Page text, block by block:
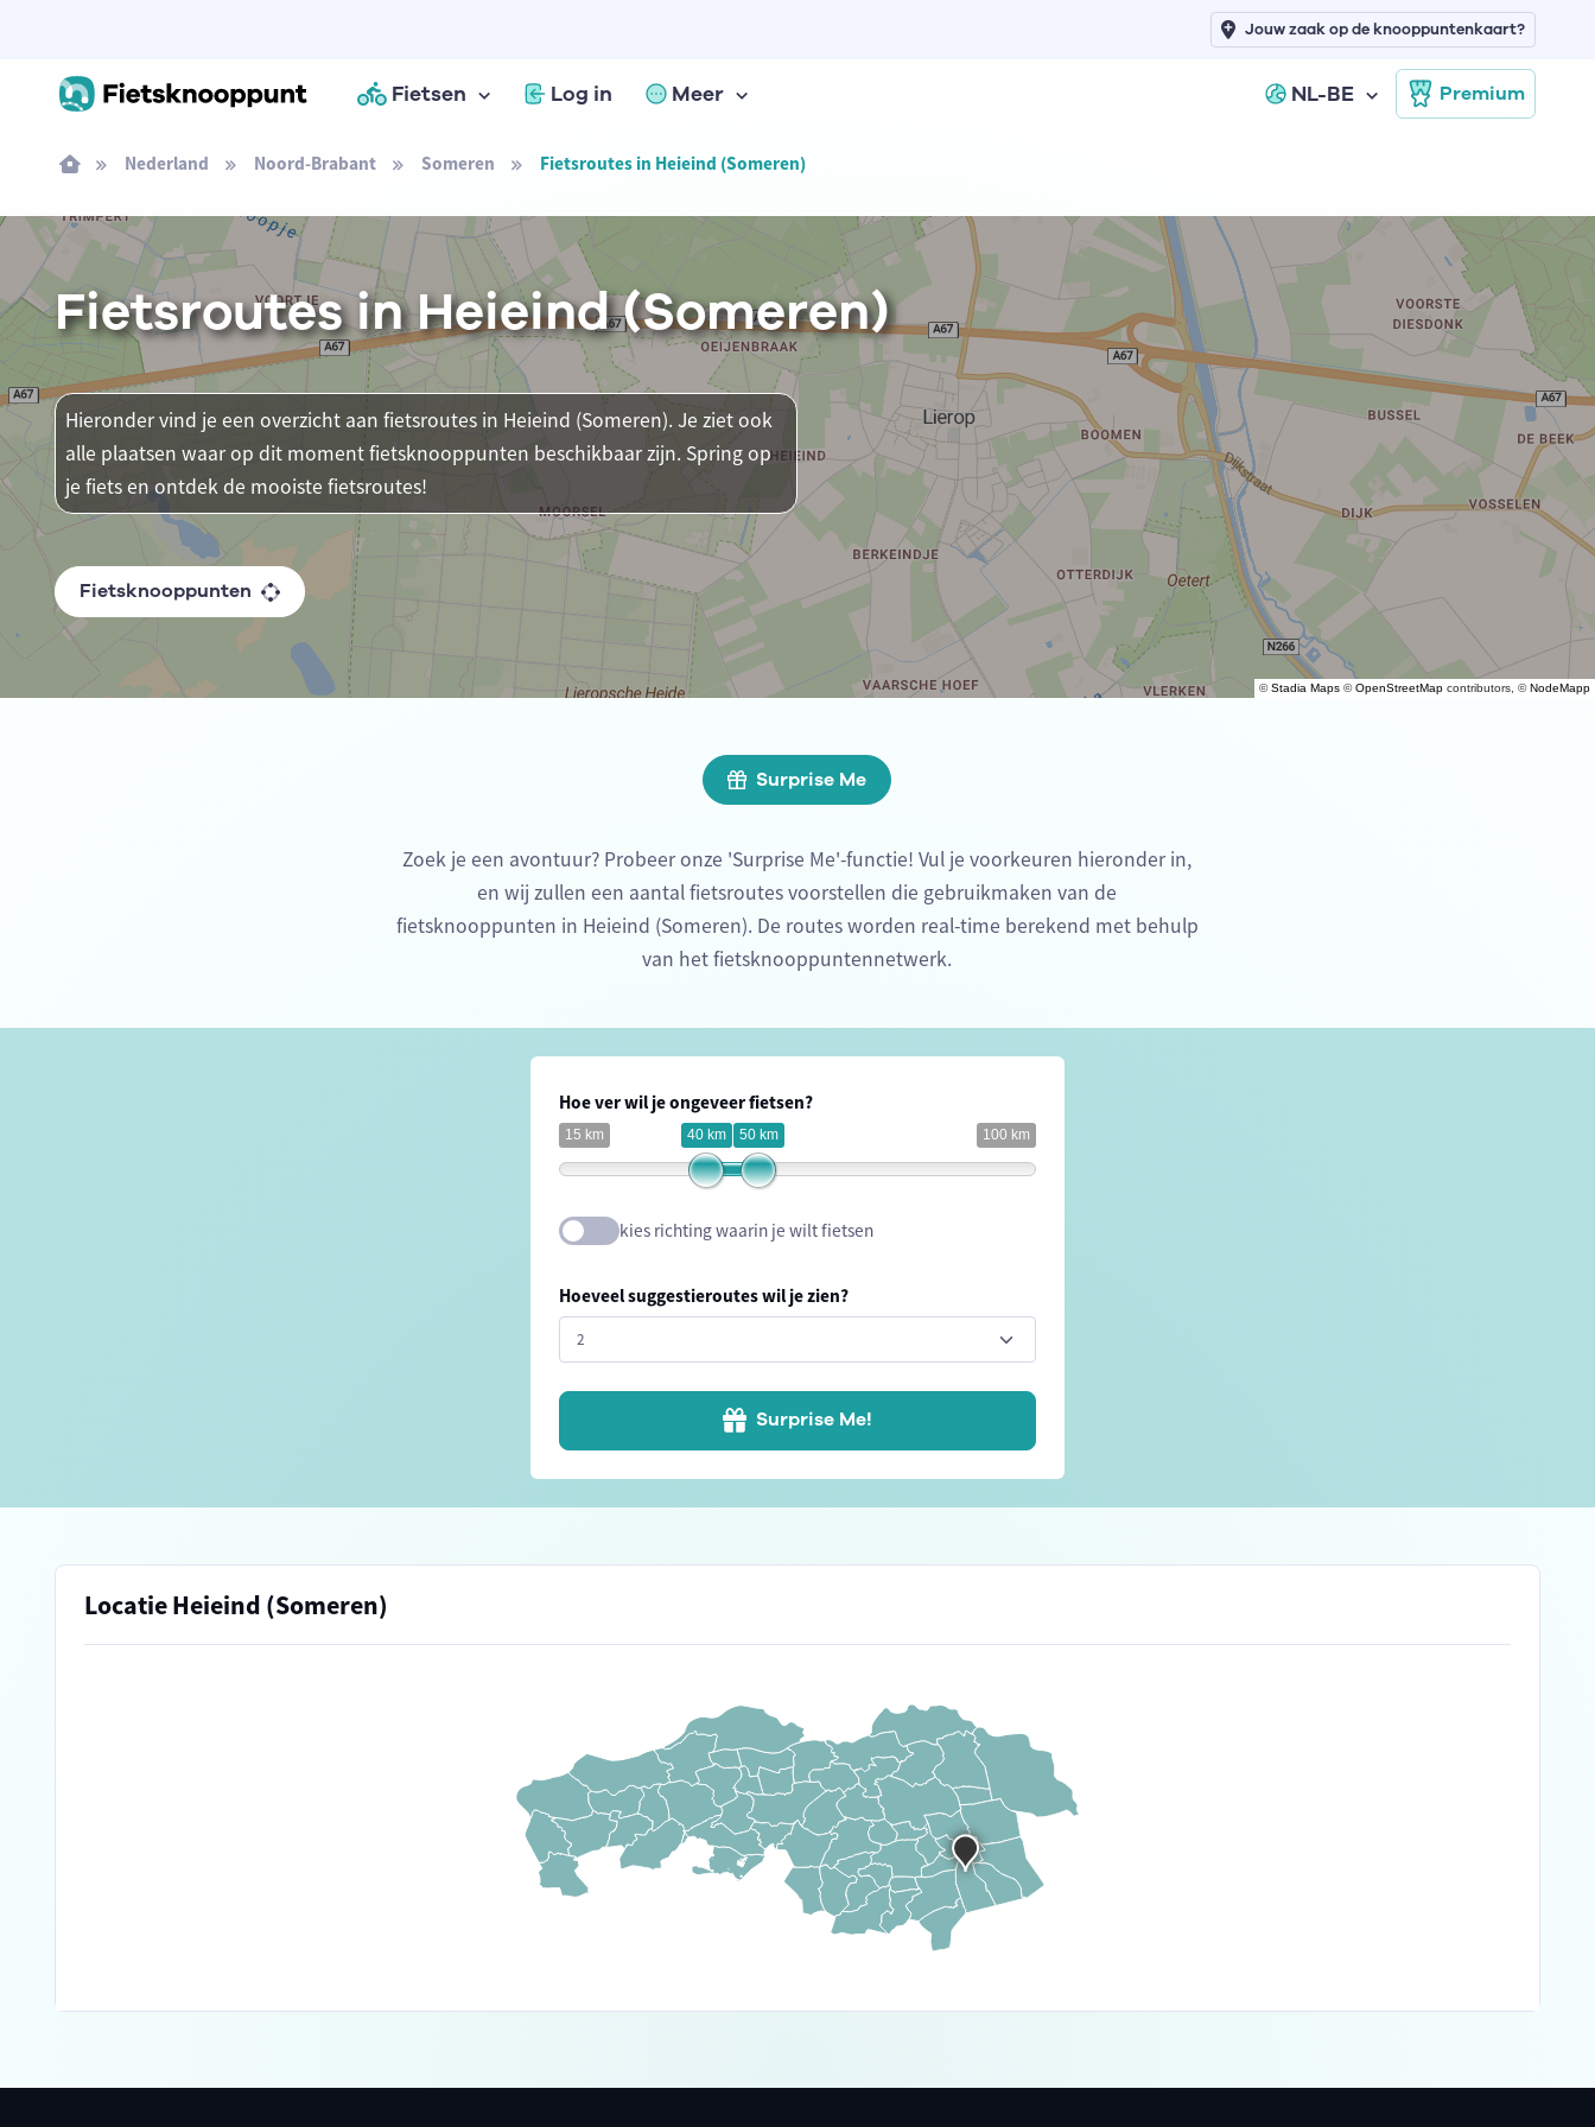
Fietsen Log in Meer NL-BE Premium
Jouw zaak op de knooppuntenkaart?
Nederland Noord-Brabant Someren Fietsroutes in Heieind (Someren)
©Stadia Maps ©OpenStreetMap contributors, ©NodeMapp
Fietsroutes in Heieind (Someren)
Hieronder vind je een overzicht aan fietsroutes in Heieind (Someren). Je ziet ook
alle plaatsen waar op dit moment fietsknooppunten beschikbaar zijn. Spring op
je fiets en ontdek de mooiste fietsroutes!
Fietsknooppunten
Surprise Me
Zoek je een avontuur? Probeer onze 'Surprise Me'-functie! Vul je voorkeuren hieronder in,
en wij zullen een aantal fietsroutes voorstellen die gebruikmaken van de
fietsknooppunten in Heieind (Someren). De routes worden real-time berekend met behulp
van het fietsknooppuntennetwerk.
Hoe ver wil je ongeveer fietsen?
15 km 100 km
40 km 50 km
kies richting waarin je wilt fietsen
Hoeveel suggestieroutes wil je zien?
Surprise Me!
Locatie Heieind (Someren)